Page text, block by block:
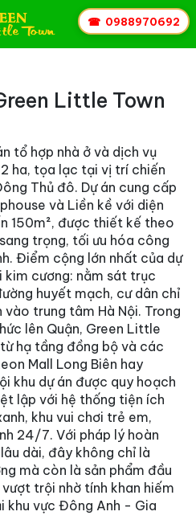
Little Town
tổ hợp nhà ở và dịch vụ
ha, tọa lạc tại vị trí chiến
Thủ đô. Dự án cung cấp
và Liền kề với diện
150m², được thiết kế theo
trọng, tối ưu hóa công
Điểm cộng lớn nhất của dự
kim cương: nằm sát trục
huyết mạch, cư dân chỉ
trung tâm Hà Nội. Trong
lên Quận, Green Little
hạ tầng đồng bộ và các
Mall Long Biên hay
khu dự án được quy hoạch
lập với hệ thống tiện ích
khu vui chơi trẻ em,
24/7. Với pháp lý hoàn
dài, đây không chỉ là
mà còn là sản phẩm đầu
trội nhờ tính khan hiếm
khu vực Đông Anh - Gia
☎ 0988970692